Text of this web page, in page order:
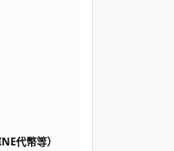
代幣等）